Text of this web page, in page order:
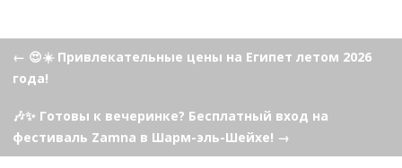
Навигация
по
записям
← 😍☀️ Привлекательные цены на Египет летом 2026
года!
🎶✨ Готовы к вечеринке? Бесплатный вход на
фестиваль Zamna в Шарм-эль-Шейхе! →